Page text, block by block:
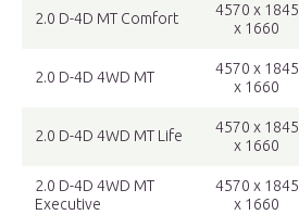
2.0 D-4D MT Comfort
4570 x 1845
x 1660
2.0 D-4D 4WD MT
4570 x 1845
x 1660
2.0 D-4D 4WD MT Life
4570 x 1845
x 1660
2.0 D-4D 4WD MT
Executive
4570 x 1845
x 1660